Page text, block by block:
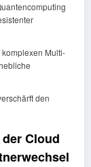
Multi-
den
Cloud